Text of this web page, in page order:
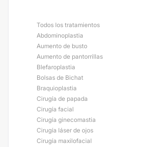
Todos los tratamientos
Abdominoplastia
Aumento de busto
Aumento de pantorrillas
Blefaroplastia
Bolsas de Bichat
Braquioplastia
Cirugía de papada
Cirugía facial
Cirugía ginecomastia
Cirugía láser de ojos
Cirugía maxilofacial